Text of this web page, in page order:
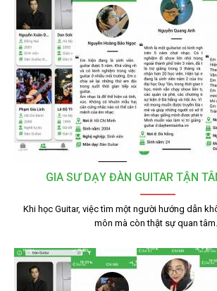
GIA SƯ DẠY ĐÀN GUITAR TẬN
Khi học Guitar, việc tìm một người hướng dẫn
môn mà còn thật sự quan